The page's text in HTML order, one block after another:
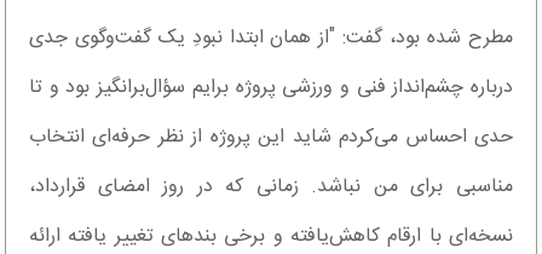
مطرح شده بود، گفت: "از همان ابتدا نبودِ یک گفت‌وگوی جدی
درباره چشم‌انداز فنی و ورزشی پروژه برایم سؤال‌برانگیز بود و تا
حدی احساس می‌کردم شاید این پروژه از نظر حرفه‌ای انتخاب
مناسبی برای من نباشد. زمانی که در روز امضای قرارداد،
نسخه‌ای با ارقام کاهش‌یافته و برخی بندهای تغییر یافته ارائه